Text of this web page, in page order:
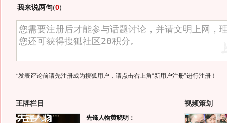
我来说两句(0)
*发表评论前请先注册成为搜狐用户，请点击右上角“新用户注册”进行注册！
王牌栏目
先锋人物黄晓明：
视频策划